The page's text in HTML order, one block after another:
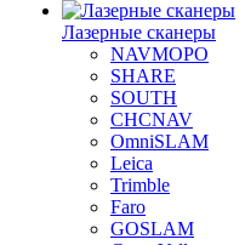
Лазерные сканеры
NAVMOPO
SHARE
SOUTH
CHCNAV
OmniSLAM
Leica
Trimble
Faro
GOSLAM